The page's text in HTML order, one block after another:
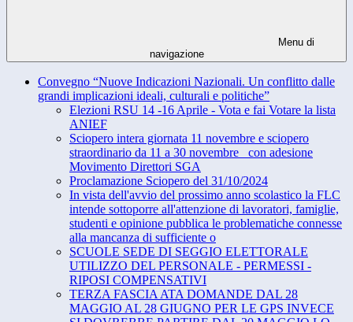
Menu di
navigazione
Convegno “Nuove Indicazioni Nazionali. Un conflitto dalle
grandi implicazioni ideali, culturali e politiche”
Elezioni RSU 14 -16 Aprile - Vota e fai Votare la lista
ANIEF
Sciopero intera giornata 11 novembre e sciopero
straordinario da 11 a 30 novembre_ con adesione
Movimento Direttori SGA
Proclamazione Sciopero del 31/10/2024
In vista dell'avvio del prossimo anno scolastico la FLC
intende sottoporre all'attenzione di lavoratori, famiglie,
studenti e opinione pubblica le problematiche connesse
alla mancanza di sufficiente o
SCUOLE SEDE DI SEGGIO ELETTORALE
UTILIZZO DEL PERSONALE - PERMESSI -
RIPOSI COMPENSATIVI
TERZA FASCIA ATA DOMANDE DAL 28
MAGGIO AL 28 GIUGNO PER LE GPS INVECE